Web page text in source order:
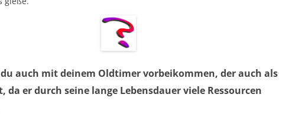
auch mit deinem Oldtimer vorbeikommen, der auch als
da er durch seine lange Lebensdauer viele Ressourcen